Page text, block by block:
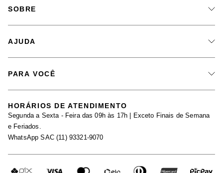
SOBRE
Seja um Revendedor
Igualdade Salarial
Requisição de Dados
AJUDA
Minha Conta
Trocas
PARA VOCÊ
Maternidade
Seja um Afiliado
HORÁRIOS DE ATENDIMENTO
Segunda a Sexta - Feira das 09h às 17h | Exceto Finais de Semana
e Feriados.
WhatsApp SAC (11) 93321-9070